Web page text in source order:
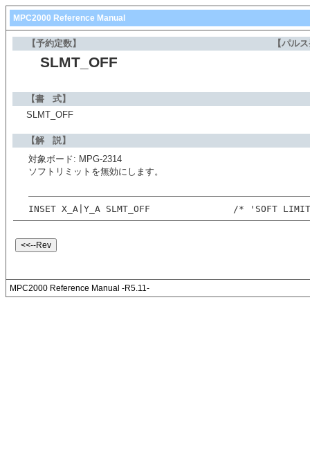
MPC2000 Reference Manual
【予約定数】 【パル
SLMT_OFF
【書 式】
SLMT_OFF
【解 説】
対象ボード: MPG-2314
ソフトリミットを無効にします。
INSET X_A|Y_A SLMT_OFF               /* 'SOFT
MPC2000 Reference Manual -R5.11-